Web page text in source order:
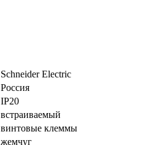
Schneider Electric
Россия
IP20
встраиваемый
винтовые клеммы
жемчуг